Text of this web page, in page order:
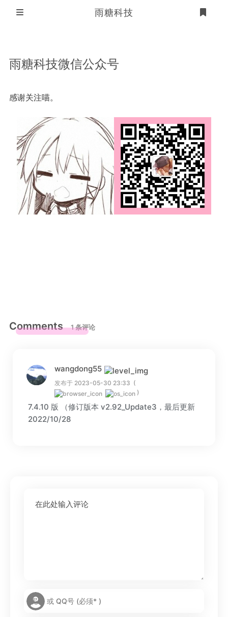
软件作品
版权声明
侵权信息处理办法
魔改驱动
关于我们
雨糖科技
登录
雨糖科技微信公众号
感谢关注喵。
Comments 1 条评论
wangdong55
发布于 2023-05-30 23:33 (
)
7.4.10 版 （修订版本 v2.92_Update3，最后更新
2022/10/28
在此处输入评论